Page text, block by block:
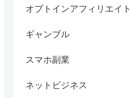
オプトインアフィリエイト
ギャンブル
スマホ副業
ネットビジネス